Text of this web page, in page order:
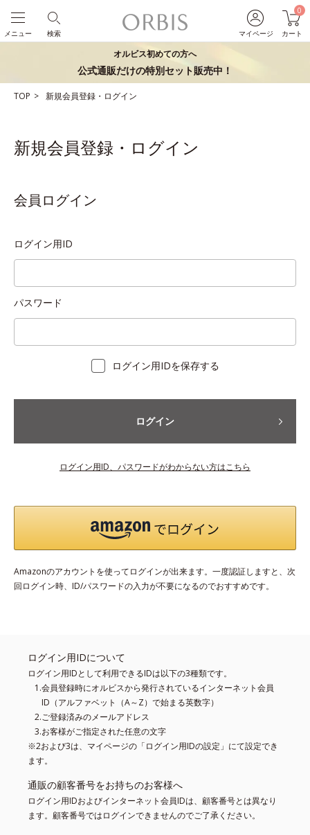
マイページ
0
カート
検索
メニュー
オルビス初めての方へ
公式通販だけの特別セット販売中！
TOP 新規会員登録・ログイン
新規会員登録・ログイン
会員ログイン
ログイン用ID
パスワード
ログイン用IDを保存する
ログイン
ログイン用ID、パスワードがわからない方はこちら
Amazonのアカウントを使ってログインが出来ます。一度認証しますと、次
回ログイン時、ID/パスワードの入力が不要になるのでおすすめです。
ログイン用IDについて
ログイン用IDとして利用できるIDは以下の3種類です。
会員登録時にオルビスから発行されているインターネット会員
ID（アルファベット（A～Z）で始まる英数字）
ご登録済みのメールアドレス
お客様がご指定された任意の文字
※2および3は、マイページの「ログイン用IDの設定」にて設定でき
ます。
通販の顧客番号をお持ちのお客様へ
ログイン用IDおよびインターネット会員IDは、顧客番号とは異なり
ます。顧客番号ではログインできませんのでご了承ください。